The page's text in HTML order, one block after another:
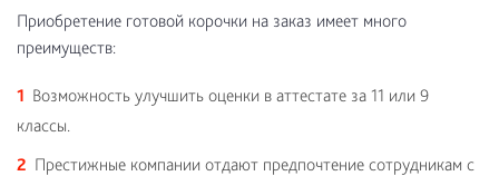
Приобретение готовой корочки на заказ имеет много
преимуществ:
Возможность улучшить оценки в аттестате за 11 или 9
классы.
Престижные компании отдают предпочтение сотрудникам с